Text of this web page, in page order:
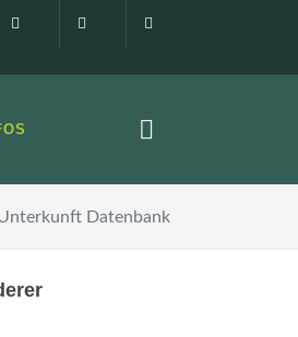
Impressum0160 99873408
Datenbank